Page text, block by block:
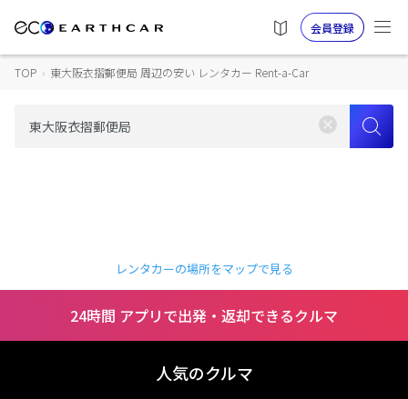
会員登録
TOP › 東大阪衣摺郵便局 周辺の安い レンタカー Rent-a-Car
レンタカーの場所をマップで見る
24時間 アプリで出発・返却できるクルマ
人気のクルマ